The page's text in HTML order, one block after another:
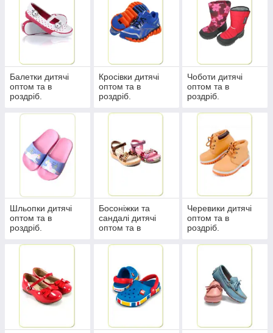
Балетки дитячі
оптом та в
роздріб.
Кросівки дитячі
оптом та в
роздріб.
Чоботи дитячі
оптом та в
роздріб.
Шльопки дитячі
оптом та в
роздріб.
Босоніжки та
сандалі дитячі
оптом та в
Черевики дитячі
оптом та в
роздріб.